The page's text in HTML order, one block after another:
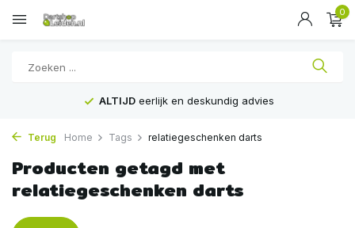
0
ALTIJD eerlijk en deskundig advies
Terug Home Tags relatiegeschenken darts
Producten getagd met
relatiegeschenken darts